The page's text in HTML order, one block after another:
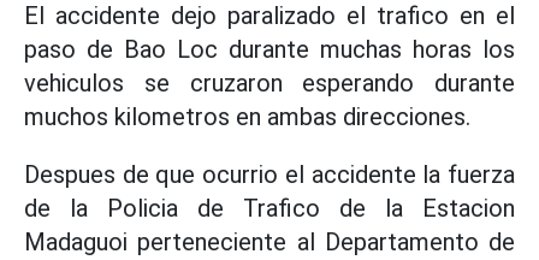
El accidente dejo paralizado el trafico en el
paso de Bao Loc durante muchas horas los
vehiculos se cruzaron esperando durante
muchos kilometros en ambas direcciones.
Despues de que ocurrio el accidente la fuerza
de la Policia de Trafico de la Estacion
Madaguoi perteneciente al Departamento de